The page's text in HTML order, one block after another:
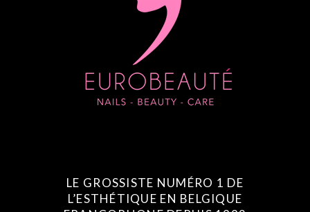
LE GROSSISTE NUMÉRO 1 DE
L’ESTHÉTIQUE EN BELGIQUE